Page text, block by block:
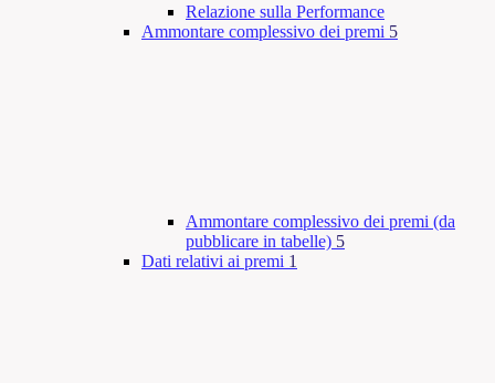
Relazione sulla Performance
Ammontare complessivo dei premi 5
Ammontare complessivo dei premi (da
pubblicare in tabelle) 5
Dati relativi ai premi 1